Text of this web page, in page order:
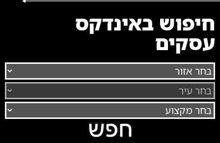
חיפוש באינדקס
עסקים